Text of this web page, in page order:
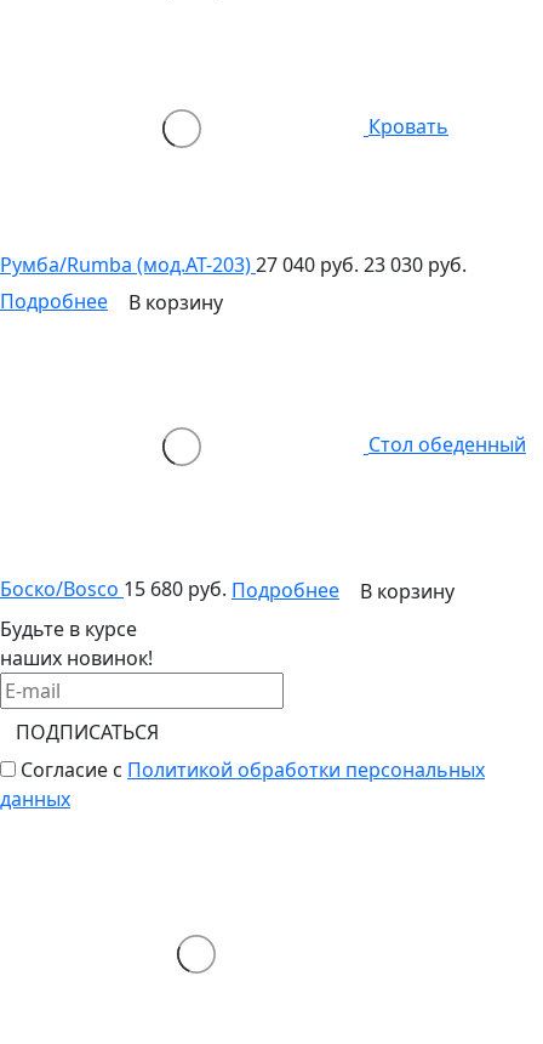
Кровать
Румба/Rumba (мод.AT-203)27 040 руб. 23 030 руб.
Подробнее
В корзину
Стол обеденный
Боско/Bosco 15 680 руб. Подробнее
В корзину
Будьте в курсе
наших новинок!
ПОДПИСАТЬСЯ
Согласие с Политикой обработки персональных
данных